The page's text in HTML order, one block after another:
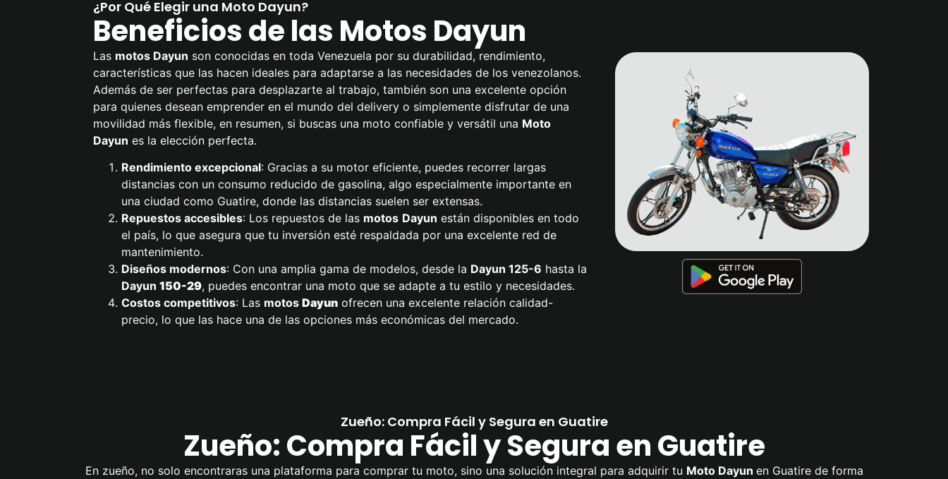
¿Por Qué Elegir una Moto Dayun?
Beneficios de las Motos Dayun
Las motos Dayun son conocidas en toda Venezuela por su durabilidad, rendimiento,
características que las hacen ideales para adaptarse a las necesidades de los venezolanos.
Además de ser perfectas para desplazarte al trabajo, también son una excelente opción
para quienes desean emprender en el mundo del delivery o simplemente disfrutar de una
movilidad más flexible, en resumen, si buscas una moto confiable y versátil una Moto
Dayun es la elección perfecta.
Rendimiento excepcional: Gracias a su motor eficiente, puedes recorrer largas
distancias con un consumo reducido de gasolina, algo especialmente importante en
una ciudad como Guatire, donde las distancias suelen ser extensas.
Repuestos accesibles: Los repuestos de las motos Dayun están disponibles en todo
el país, lo que asegura que tu inversión esté respaldada por una excelente red de
mantenimiento.
Diseños modernos: Con una amplia gama de modelos, desde la Dayun 125-6 hasta la
Dayun 150-29, puedes encontrar una moto que se adapte a tu estilo y necesidades.
Costos competitivos: Las motos Dayun ofrecen una excelente relación calidad-
precio, lo que las hace una de las opciones más económicas del mercado.
Zueño: Compra Fácil y Segura en Guatire
Zueño: Compra Fácil y Segura en Guatire
En zueño, no solo encontraras una plataforma para comprar tu moto, sino una solución integral para adquirir tu Moto Dayun en Guatire de forma